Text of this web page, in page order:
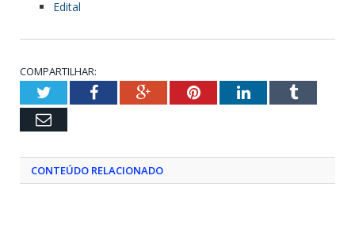
Edital
COMPARTILHAR:
TwitterFacebookGoogle+PinterestLinkedInTumblr
Email
CONTEÚDO RELACIONADO